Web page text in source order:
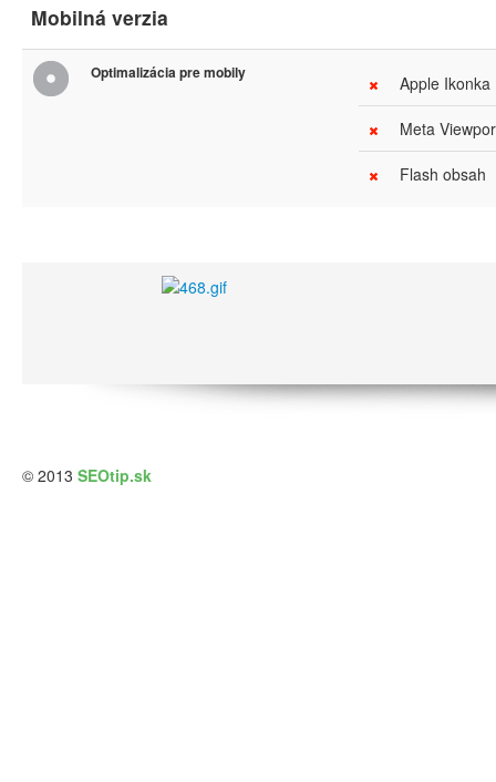
Mobilná verzia
Optimalizácia pre mobily Apple Ikonka
Meta
Flash obsah
© 2013 SEOtip.sk